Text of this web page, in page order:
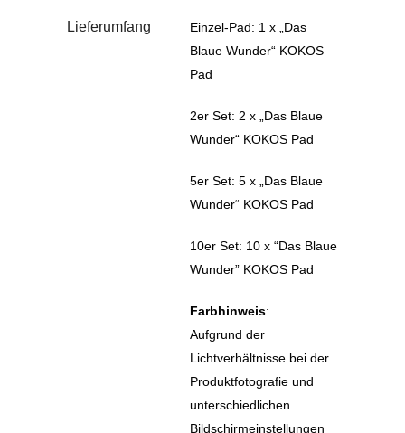
Lieferumfang
Einzel-Pad: 1 x „Das
Blaue Wunder“ KOKOS
Pad
2er Set: 2 x „Das Blaue
Wunder“ KOKOS Pad
5er Set: 5 x „Das Blaue
Wunder“ KOKOS Pad
10er Set: 10 x “Das Blaue
Wunder” KOKOS Pad
Farbhinweis:
Aufgrund der
Lichtverhältnisse bei der
Produktfotografie und
unterschiedlichen
Bildschirmeinstellungen